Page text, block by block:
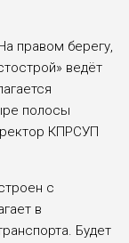
правом берегу,
ведёт
полосы
КПРСУП
с
в
Будет